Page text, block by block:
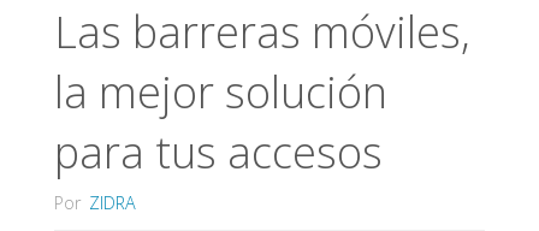
Las barreras móviles,
la mejor solución
para tus accesos
Por ZIDRA